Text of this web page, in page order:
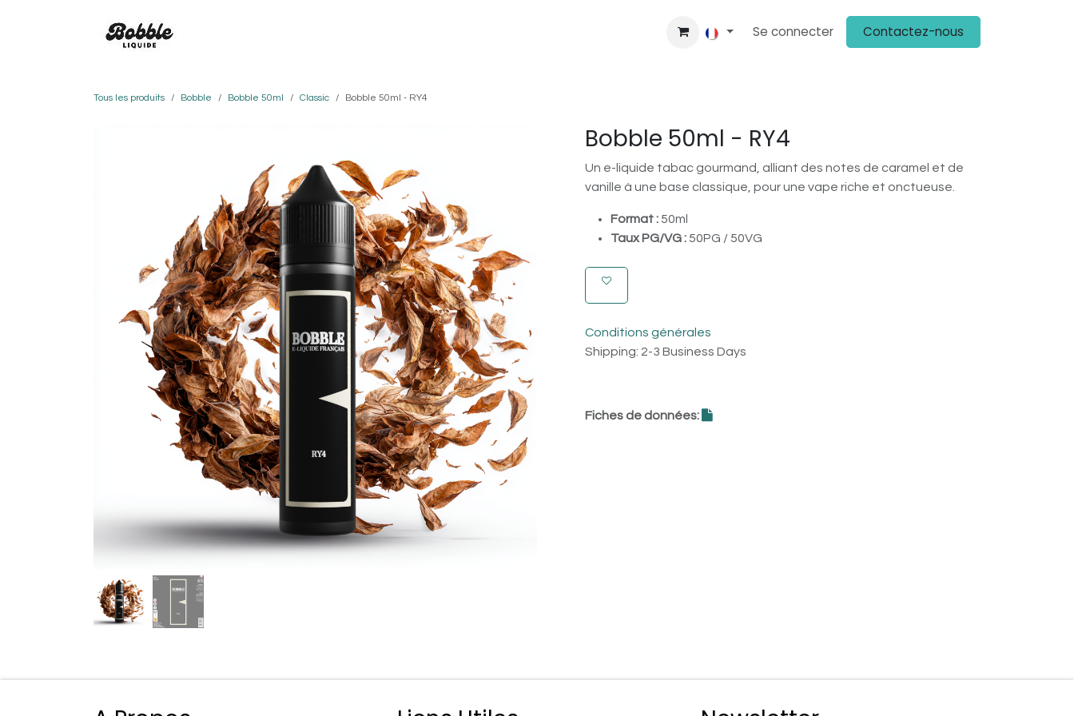
BONS PLANS DEVENIR CLIENT PLV KIT MÉDIA ON PARLE DE NOUS
Se connecter Contactez-nous
Tous les produits Bobble Bobble 50ml Classic Bobble 50ml - RY4
Bobble 50ml - RY4
Un e-liquide tabac gourmand, alliant des notes de caramel et de
vanille à une base classique, pour une vape riche et onctueuse.
Format :50ml
Taux PG/VG :50PG / 50VG
Conditions générales
Shipping: 2-3 Business Days
Fiches de données: